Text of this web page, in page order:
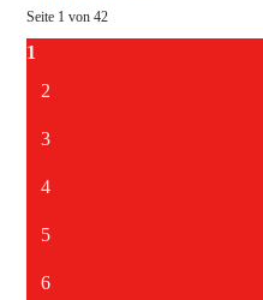
auf
Seite 1 von 42
1
2
3
4
5
6